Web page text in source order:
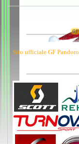
Sito ufficiale GF Pandoro